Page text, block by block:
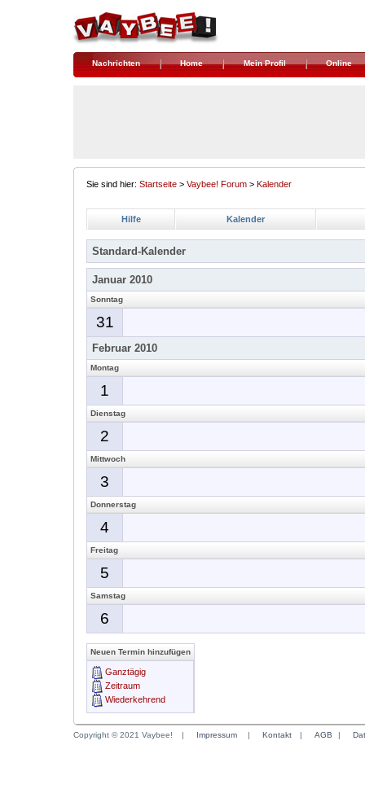
Nachrichten Home Mein Profil Online
Sie sind hier: Startseite > Vaybee! Forum > Kalender
Hilfe Kalender
Standard-Kalender
Januar 2010
Sonntag
31
Februar 2010
Montag
1
Dienstag
2
Mittwoch
3
Donnerstag
4
Freitag
5
Samstag
6
Neuen Termin hinzufügen
Ganztägig
Zeitraum
Wiederkehrend
Copyright © 2021 Vaybee! | Impressum | Kontakt | AGB |